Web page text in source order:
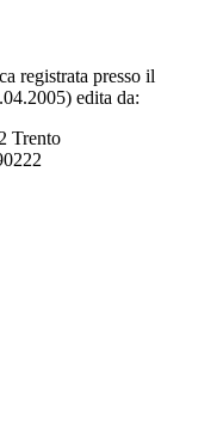
registrata presso il
edita da:
Trento